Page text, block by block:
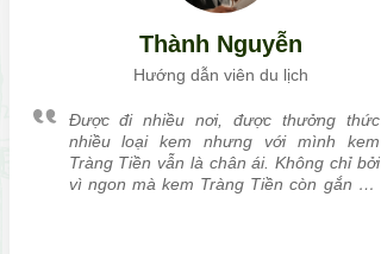
Thành Nguyễn
Hướng dẫn viên du lịch
Được đi nhiều nơi, được thưởng thức
nhiều loại kem nhưng với mình kem
Tràng Tiền vẫn là chân ái. Không chỉ bởi
vì ngon mà kem Tràng Tiền còn gắn với